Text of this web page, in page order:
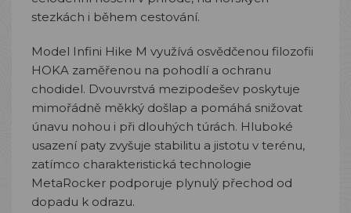
stezkách i během cestování.
Model Infini Hike M využívá osvědčenou filozofii
HOKA zaměřenou na pohodlí a ochranu
chodidel. Dvouvrstvá mezipodešev poskytuje
mimořádně měkký došlap a pomáhá snižovat
únavu nohou i při dlouhých túrách. Hluboké
usazení paty zvyšuje stabilitu a jistotu v terénu,
zatímco charakteristická technologie
MetaRocker podporuje plynulý přechod od
dopadu k odrazu.